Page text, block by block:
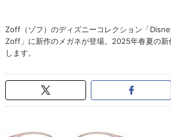
Zoff（ゾフ）のディズニーコレクション「
Zoff」に新作のメガネが登場。2025年春夏の新
します。